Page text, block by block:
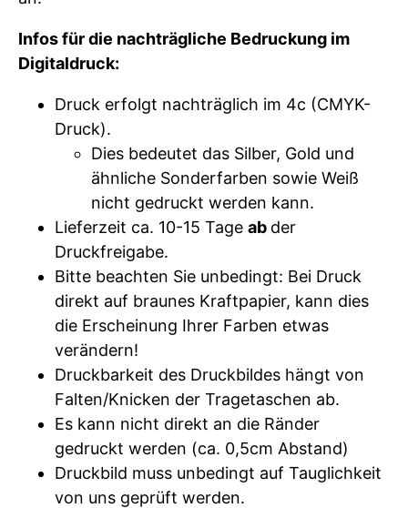
Infos für die nachträgliche Bedruckung im
Digitaldruck:
Druck erfolgt nachträglich im 4c (CMYK-
Druck).
Dies bedeutet das Silber, Gold und
ähnliche Sonderfarben sowie Weiß
nicht gedruckt werden kann.
Lieferzeit ca. 10-15 Tage ab der
Druckfreigabe.
Bitte beachten Sie unbedingt: Bei Druck
direkt auf braunes Kraftpapier, kann dies
die Erscheinung Ihrer Farben etwas
verändern!
Druckbarkeit des Druckbildes hängt von
Falten/Knicken der Tragetaschen ab.
Es kann nicht direkt an die Ränder
gedruckt werden (ca. 0,5cm Abstand)
Druckbild muss unbedingt auf Tauglichkeit
von uns geprüft werden.